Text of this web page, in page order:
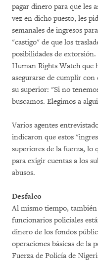
pagar dinero para que les
vez en dicho puesto, les
semanales de ingresos
"castigo" de que los
posibilidades de
Human Rights Watch que
asegurarse de cumplir
su superior: "Si no
buscamos. Elegimos a
Varios agentes
indicaron que estos
superiores de la fuerza, lo
para exigir cuentas a los
abusos.
Desfalco
Al mismo tiempo, también
funcionarios policiales
dinero de los fondos
operaciones básicas de la
Fuerza de Policía de